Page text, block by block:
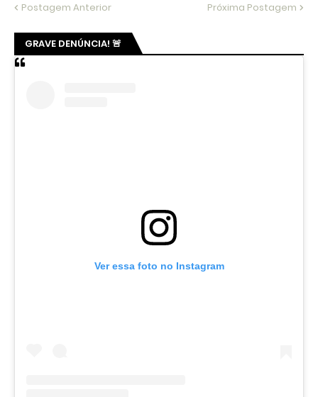
Postagem Anterior Próxima Postagem
GRAVE DENÚNCIA! 🚨
Ver essa foto no Instagram